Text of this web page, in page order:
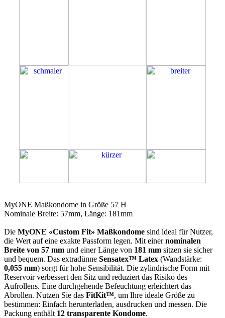
MyONE Maßkondome in Größe 57 H
Nominale Breite: 57mm, Länge: 181mm
Die MyONE «Custom Fit» Maßkondome sind ideal für Nutzer,
die Wert auf eine exakte Passform legen. Mit einernominalen
Breite von 57 mm und einer Länge von 181 mm sitzen sie sicher
und bequem. Das extradünne Sensatex™ Latex (Wandstärke:
0,055 mm) sorgt für hohe Sensibilität. Die zylindrische Form mit
Reservoir verbessert den Sitz und reduziert das Risiko des
Aufrollens. Eine durchgehende Befeuchtung erleichtert das
Abrollen. Nutzen Sie das FitKit™, um Ihre ideale Größe zu
bestimmen: Einfach herunterladen, ausdrucken und messen. Die
Packung enthält 12 transparente Kondome.